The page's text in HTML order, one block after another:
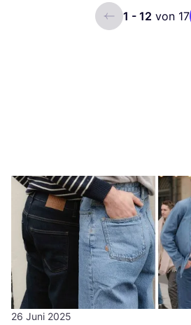
ui.previous
1 - 12 von 17
26 Juni 2025